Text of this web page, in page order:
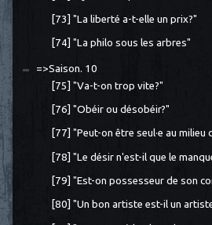
[73] "La liberté a-t-elle un prix?"
[74] "La philo sous les arbres"
=>Saison. 10
[75] "Va-t-on trop vite?"
[76] "Obéir ou désobéir?"
[77] "Peut-on être seul·e au milieu
[78] "Le désir n'est-il que le
[79] "Est-on possesseur de son
[80] "Un bon artiste est-il un